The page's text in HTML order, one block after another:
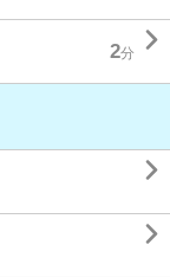
2分 

